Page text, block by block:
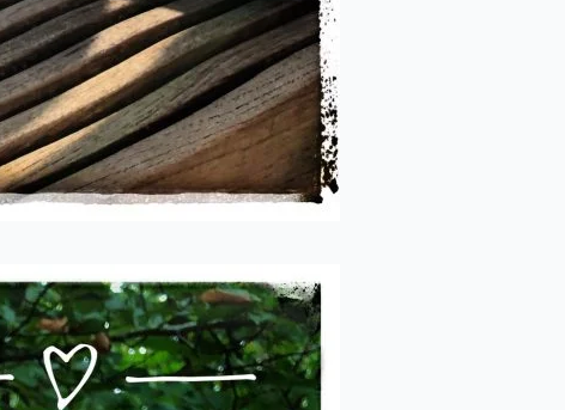
quelques